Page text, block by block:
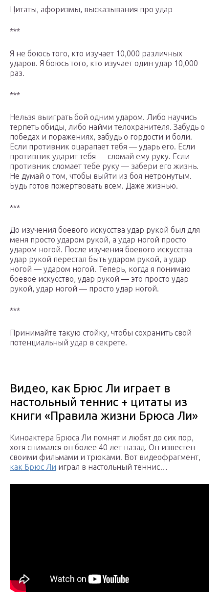
Цитаты, афоризмы, высказывания про удар
***
Я не боюсь того, кто изучает 10,000 различных
ударов. Я боюсь того, кто изучает один удар 10,000
раз.
***
Нельзя выиграть бой одним ударом. Либо научись
терпеть обиды, либо найми телохранителя. Забудь о
победах и поражениях, забудь о гордости и боли.
Если противник оцарапает тебя — ударь его. Если
противник ударит тебя — сломай ему руку. Если
противник сломает тебе руку — забери его жизнь.
Не думай о том, чтобы выйти из боя нетронутым.
Будь готов пожертвовать всем. Даже жизнью.
***
До изучения боевого искусства удар рукой был для
меня просто ударом рукой, а удар ногой просто
ударом ногой. После изу­чения боевого искусства
удар рукой пере­стал быть ударом рукой, а удар
ногой — уда­ром ногой. Теперь, когда я понимаю
боевое искусство, удар рукой — это просто удар
рукой, удар ногой — просто удар ногой.
***
Принимайте такую стойку, чтобы сохранить свой
потенциальный удар в секрете.
Видео, как Брюс Ли играет в
настольный теннис + цитаты из
книги «Правила жизни Брюса Ли»
Киноактера Брюса Ли помнят и любят до сих пор,
хотя снимался он более 40 лет назад. Он известен
своими фильмами и трюками. Вот видеофрагмент,
как Брюс Ли играл в настольный теннис…